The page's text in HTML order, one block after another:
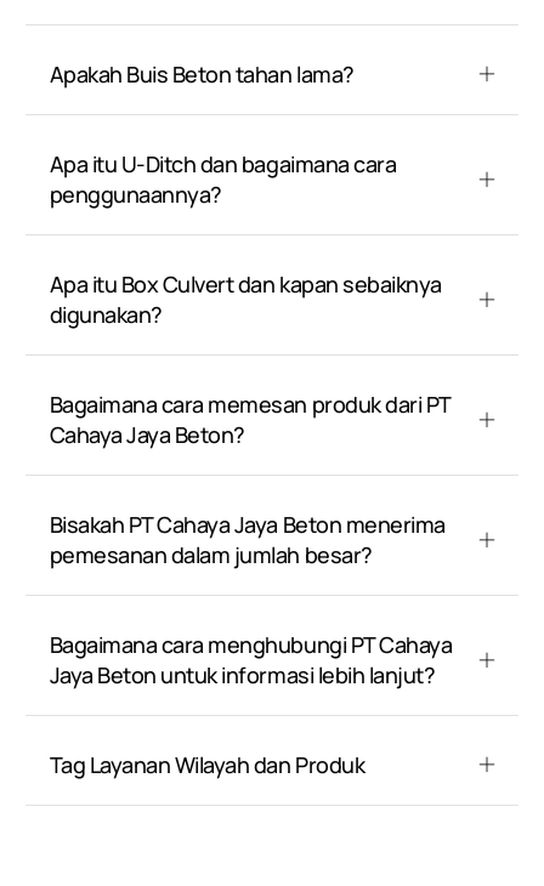
Apakah Buis Beton tahan lama?
Apa itu U-Ditch dan bagaimana cara
penggunaannya?
Apa itu Box Culvert dan kapan sebaiknya
digunakan?
Bagaimana cara memesan produk dari PT
Cahaya Jaya Beton?
Bisakah PT Cahaya Jaya Beton menerima
pemesanan dalam jumlah besar?
Bagaimana cara menghubungi PT Cahaya
Jaya Beton untuk informasi lebih lanjut?
Tag Layanan Wilayah dan Produk